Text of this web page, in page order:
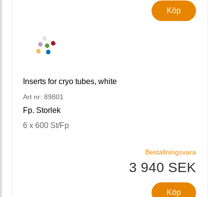
Köp
Inserts for cryo tubes, white
Art nr: 89801
Fp. Storlek
6 x 600 St/Fp
Beställningsvara
3 940 SEK
Köp